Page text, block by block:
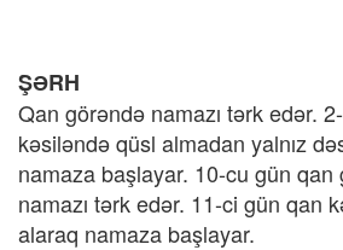
ŞƏRH
Qan görəndə namazı tərk edər.
kəsiləndə qüsl almadan yalnız
namaza başlayar. 10-cu gün qan
namazı tərk edər. 11-ci gün qan
alaraq namaza başlayar.